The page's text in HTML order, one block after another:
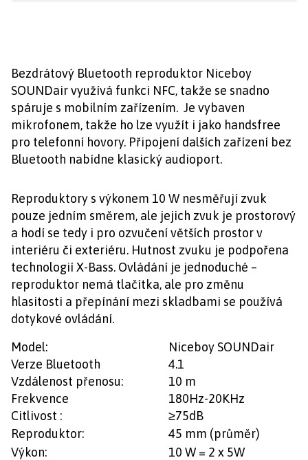
Bezdrátový Bluetooth reproduktor Niceboy
SOUNDair využívá funkci NFC, takže se snadno
spáruje s mobilním zařízením. Je vybaven
mikrofonem, takže ho lze využít i jako handsfree
pro telefonní hovory. Připojení dalších zařízení bez
Bluetooth nabídne klasický audioport.
Reproduktory s výkonem 10 W nesměřují zvuk
pouze jedním směrem, ale jejich zvuk je prostorový
a hodí se tedy i pro ozvučení větších prostor v
interiéru či exteriéru. Hutnost zvuku je podpořena
technologií X-Bass. Ovládání je jednoduché –
reproduktor nemá tlačítka, ale pro změnu
hlasitosti a přepínání mezi skladbami se používá
dotykové ovládání.
Model:
Niceboy SOUNDair
Verze Bluetooth
4.1
Vzdálenost přenosu:
10 m
Frekvence
180Hz-20KHz
Citlivost :
≥75dB
Reproduktor:
45 mm (průměr)
Výkon:
10 W = 2 x 5W